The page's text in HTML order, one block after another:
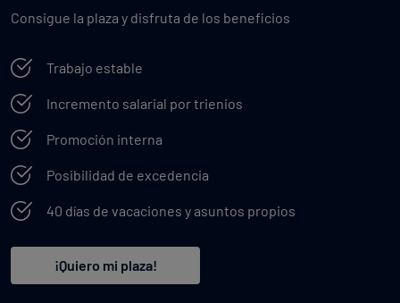
Consigue la plaza y disfruta de los beneficios
Trabajo estable
Incremento salarial por trienios
Promoción interna
Posibilidad de excedencia
40 días de vacaciones y asuntos propios
¡Quiero mi plaza!